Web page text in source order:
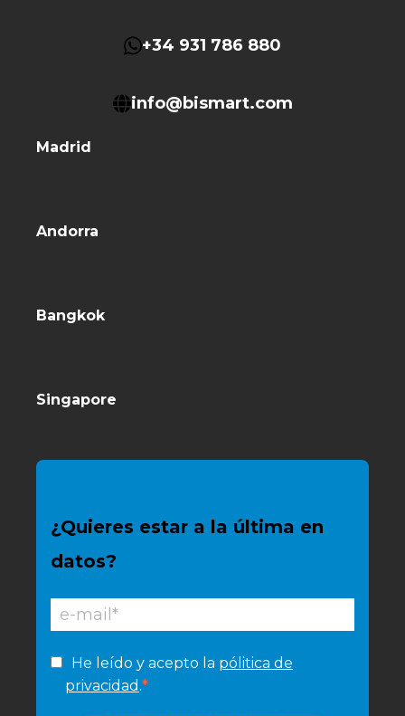
+34 931 786 880
info@bismart.com
Madrid
Andorra
Bangkok
Singapore
¿Quieres estar a la última en
datos?
He leído y acepto la pólitica de
privacidad .*